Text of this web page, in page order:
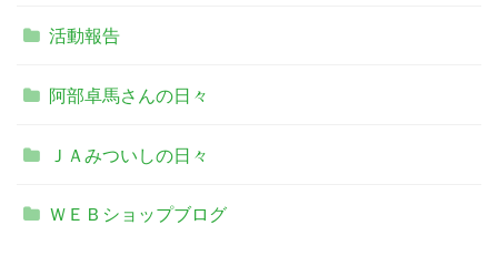
活動報告
阿部卓馬さんの日々
ＪＡみついしの日々
ＷＥＢショップブログ